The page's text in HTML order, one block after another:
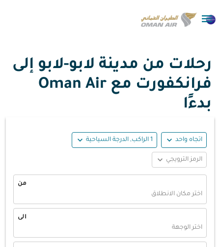

رحلات من مدينة لابو-لابو إلى
فرانكفورت مع Oman Air
بدءًا
اتجاه واحد expand_more 1 الراكب, الدرجة السياحية expand_more
الرمز الترويجي expand_more
من
اختر مكان الانطلاق
الى
اختر الوجهة